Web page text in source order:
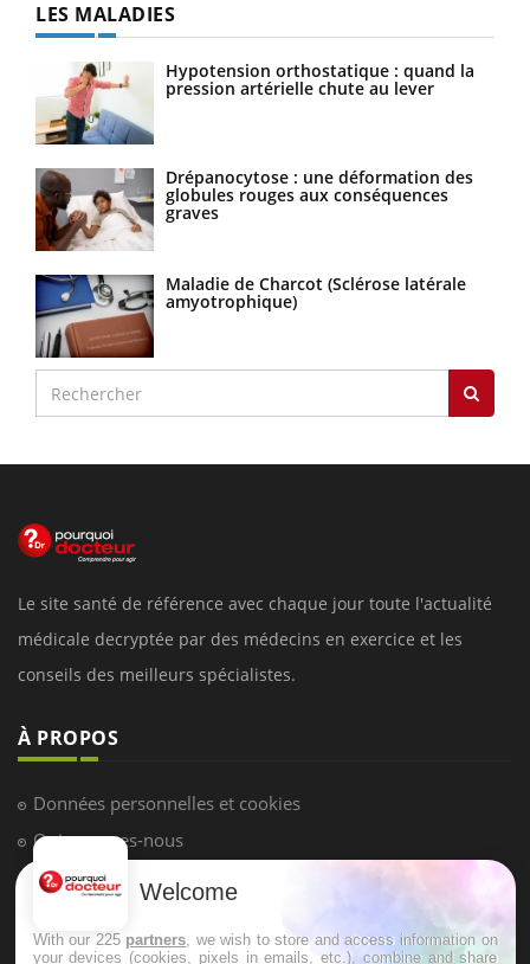
LES MALADIES
Hypotension orthostatique : quand la
pression artérielle chute au lever
Drépanocytose : une déformation des
globules rouges aux conséquences
graves
Maladie de Charcot (Sclérose latérale
amyotrophique)
Le site santé de référence avec chaque jour toute l'actualité
médicale decryptée par des médecins en exercice et les
conseils des meilleurs spécialistes.
À PROPOS
Données personnelles et cookies
Qui sommes-nous
Conditions d'utilisation
Mentions Légales
Welcome
With our 225 partners , we wish to store and access information on
your devices (cookies, pixels in emails, etc.), combine and share